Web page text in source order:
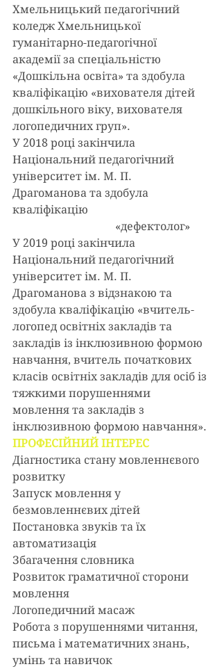
Хмельницький педагогічний
коледж Хмельницької
гуманітарно-педагогічної
академії за спеціальністю
«Дошкільна освіта» та здобула
кваліфікацію «вихователя дітей
дошкільного віку, вихователя
логопедичних груп».
У 2018 році закінчила
Національний педагогічний
університет ім. М. П.
Драгоманова та здобула
кваліфікацію
                                     «дефектолог»
У 2019 році закінчила
Національний педагогічний
університет ім. М. П.
Драгоманова з відзнакою та
здобула кваліфікацію «вчитель-
логопед освітніх закладів та
закладів із інклюзивною формою
навчання, вчитель початкових
класів освітніх закладів для осіб із
тяжкими порушеннями
мовлення та закладів з
інклюзивною формою навчання».
ПРОФЕСІЙНИЙ ІНТЕРЕС
Діагностика стану мовленнєвого
розвитку
Запуск мовлення у
безмовленнєвих дітей
Постановка звуків та їх
автоматизація
Збагачення словника
Розвиток граматичної сторони
мовлення
Логопедичний масаж
Робота з порушеннями читання,
письма і математичних знань,
умінь та навичок